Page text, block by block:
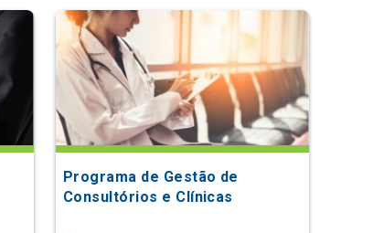
Programa de Gestão de
Consultórios e Clínicas